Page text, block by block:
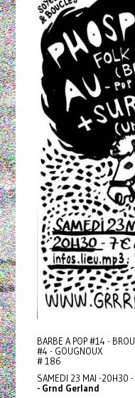
BARBE A POP #14 -
#4 - GOUGNOUX
# 186
SAMEDI 23 MAI -20H30
- Grnd Gerland